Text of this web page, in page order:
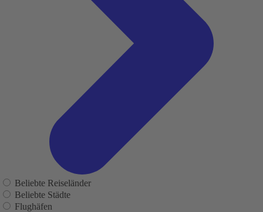
Beliebte Reiseländer
Beliebte Städte
Flughäfen